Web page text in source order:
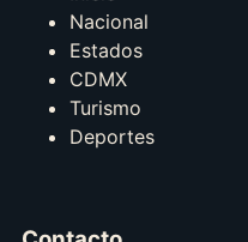
Nacional
Estados
CDMX
Turismo
Deportes